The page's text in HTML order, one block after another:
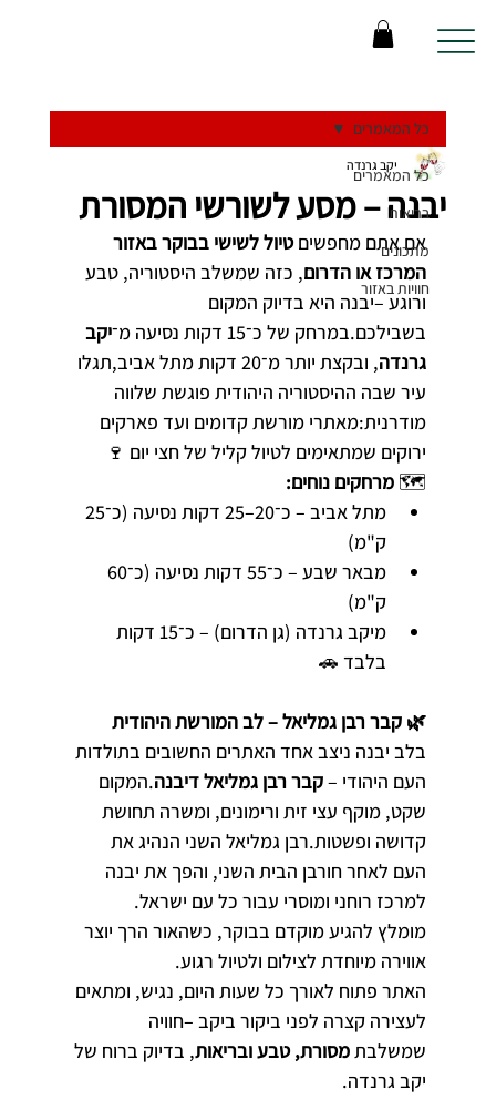
כל המאמרים
בריאות
מתכונים
חוויות באזור
כל המאמרים
יבנה – מסע לשורשי המסורת
יקב גרנדה
אם אתם מחפשים טיול לשישי בבוקר באזור
המרכז או הדרום, כזה שמשלב היסטוריה, טבע
ורוגע –יבנה היא בדיוק המקום
בשבילכם.במרחק של כ־15 דקות נסיעה מ־
יקב
גרנדה
, ובקצת יותר מ־20 דקות מתל אביב,תגלו
עיר שבה ההיסטוריה היהודית פוגשת שלווה
מודרנית:מאתרי מורשת קדומים ועד פארקים
ירוקים שמתאימים לטיול קליל של חצי יום 🍷
🗺️ מרחקים נוחים:
מתל אביב – כ־20–25 דקות נסיעה (כ־25
ק"מ)
מבאר שבע – כ־55 דקות נסיעה (כ־60
ק"מ)
מיקב גרנדה (גן הדרום) – כ־15 דקות
בלבד 🚗
🌿 קבר רבן גמליאל – לב המורשת היהודית
בלב יבנה ניצב אחד האתרים החשובים בתולדות
העם היהודי – קבר רבן גמליאל דיבנה.המקום
שקט, מוקף עצי זית ורימונים, ומשרה תחושת
קדושה ופשטות.רבן גמליאל השני הנהיג את
העם לאחר חורבן הבית השני, והפך את יבנה
למרכז רוחני ומוסרי עבור כל עם ישראל.
מומלץ להגיע מוקדם בבוקר, כשהאור הרך יוצר
אווירה מיוחדת לצילום ולטיול רגוע.
האתר פתוח לאורך כל שעות היום, נגיש, ומתאים
לעצירה קצרה לפני ביקור ביקב –חוויה
שמשלבת מסורת, טבע ובריאות, בדיוק ברוח של
יקב גרנדה.